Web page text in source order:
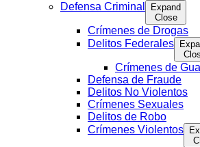
Defensa Criminal
Expand
Close
Crímenes de Drogas
Delitos Federales
Crímenes de
Defensa de Fraude
Delitos No Violentos
Crímenes Sexuales
Delitos de Robo
Crímenes Violentos